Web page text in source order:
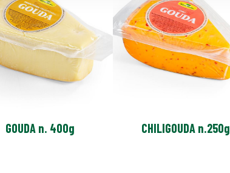
GOUDA n. 400g CHILIGOUDA n.250g